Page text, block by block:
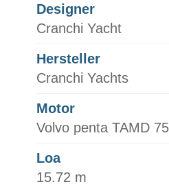
Designer
Cranchi Yacht
Hersteller
Cranchi Yachts
Motor
Volvo penta TAMD
Loa
15.72 m